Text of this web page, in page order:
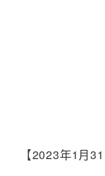
【2023年1月